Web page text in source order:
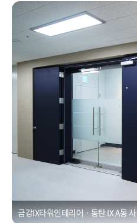
금강IX타워인테리어ㆍ동탄 IX A동 사
Posted on 2021년 1월 1일by
금강IX타워인테리어ㆍ동탄 IX A동